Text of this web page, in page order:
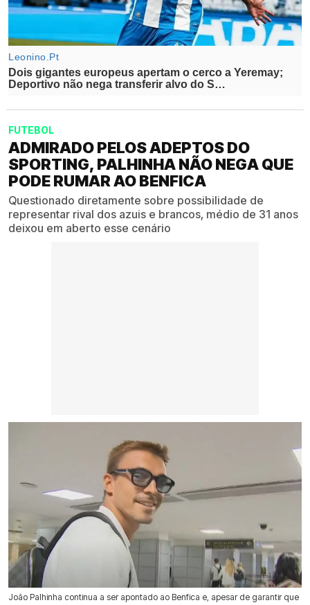
FUTEBOL
ADMIRADO PELOS ADEPTOS DO
SPORTING, PALHINHA NÃO NEGA QUE
PODE RUMAR AO BENFICA
Questionado diretamente sobre possibilidade de
representar rival dos azuis e brancos, médio de 31 anos
deixou em aberto esse cenário
João Palhinha continua a ser apontado ao Benfica e, apesar de garantir que